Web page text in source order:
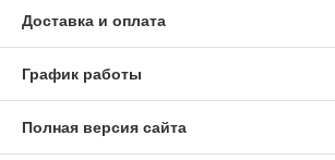
Доставка и оплата
График работы
Полная версия сайта